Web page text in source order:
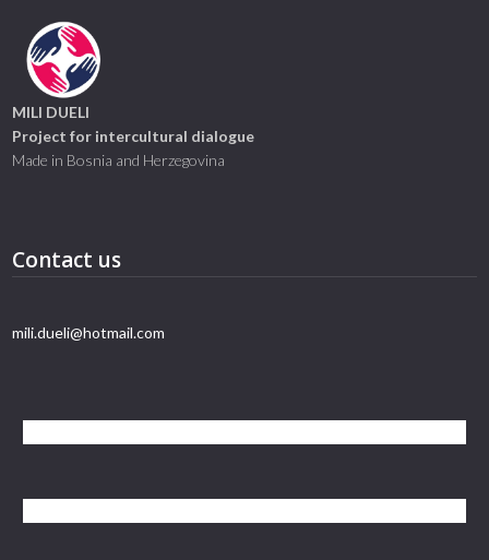
MILI DUELI
Project for intercultural dialogue
Made in Bosnia and Herzegovina
Contact us
mili.dueli@hotmail.com